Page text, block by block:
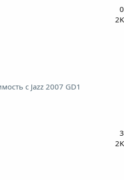
0
2K
с Jazz 2007 GD1
3
2K